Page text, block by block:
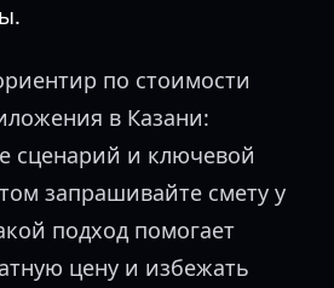
по стоимости
в Казани:
сценарий и ключевой
запрашивайте смету у
подход помогает
цену и избежать